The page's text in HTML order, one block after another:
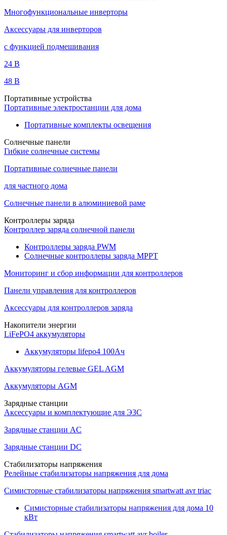
Многофункциональные инверторы
Аксессуары для инверторов
с функцией подмешивания
24 B
48 B
Портативные устройства
Портативные электростанции для дома
Портативные комплекты освещения
Солнечные панели
Гибкие солнечные системы
Портативные солнечные панели
для частного дома
Солнечные панели в алюминиевой раме
Контроллеры заряда
Контроллер заряда солнечной панели
Контроллеры заряда PWM
Солнечные контроллеры заряда MPPT
Мониторинг и сбор информации для контроллеров
Панели управления для контроллеров
Аксессуары для контроллеров заряда
Накопители энергии
LiFePO4 аккумуляторы
Аккумуляторы lifepo4 100Ач
Аккумуляторы гелевые GEL AGM
Аккумуляторы AGM
Зарядные станции
Аксессуары и комплектующие для ЭЗС
Зарядные станции AC
Зарядные станции DC
Стабилизаторы напряжения
Релейные стабилизаторы напряжения для дома
Симисторные стабилизаторы напряжения smartwatt avr triac
Симисторные стабилизаторы напряжения для дома 10
кВт